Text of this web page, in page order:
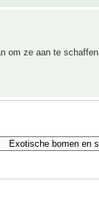
om ze aan te schaffen